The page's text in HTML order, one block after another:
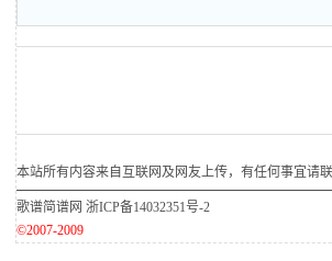
本站所有内容来自互联网及网友上传，有任何事宜请
歌谱简谱网 浙ICP备14032351号-2
©2007-2009